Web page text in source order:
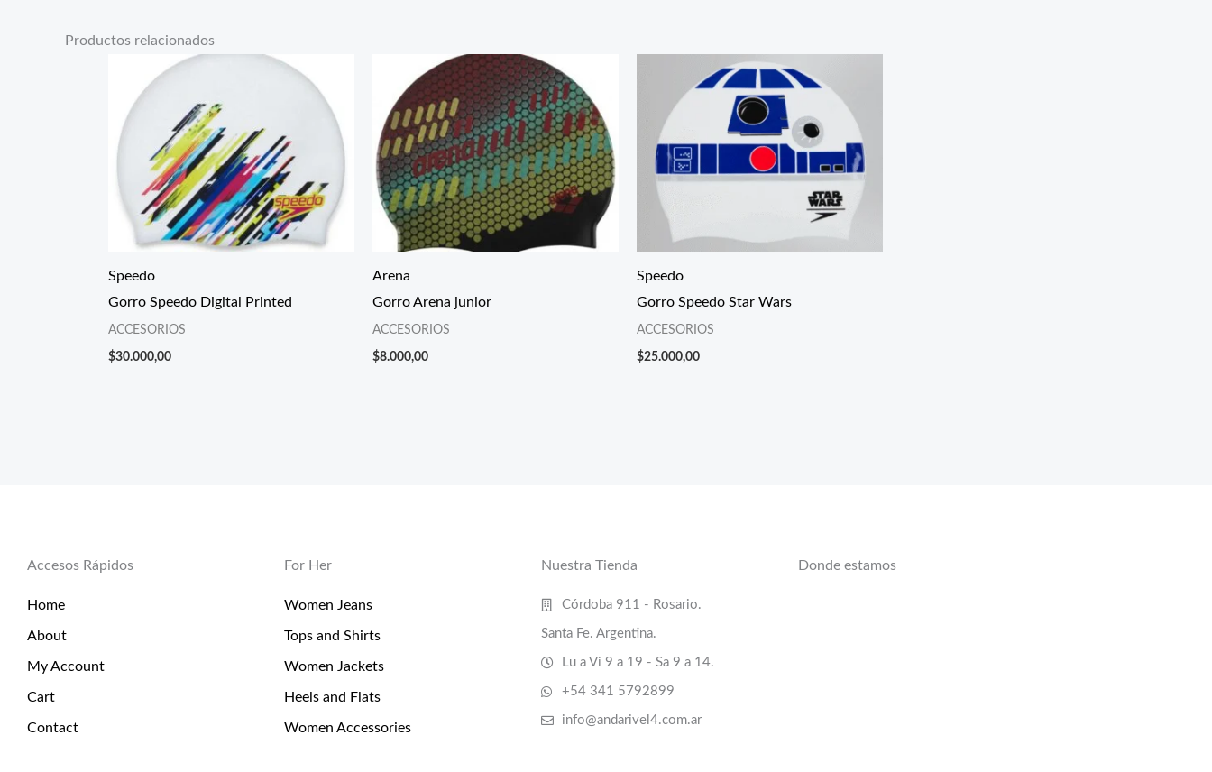
Productos relacionados
Speedo
Gorro Speedo Digital Printed
ACCESORIOS
$30.000,00
Arena
Gorro Arena junior
ACCESORIOS
$8.000,00
Speedo
Gorro Speedo Star Wars
ACCESORIOS
$25.000,00
Accesos Rápidos
Home
About
My Account
Cart
Contact
For Her
Women Jeans
Tops and Shirts
Women Jackets
Heels and Flats
Women Accessories
Nuestra Tienda
Córdoba 911 - Rosario.
Santa Fe. Argentina.
Lu a Vi 9 a 19 - Sa 9 a 14.
+54 341 5792899
info@andarivel4.com.ar
Donde estamos